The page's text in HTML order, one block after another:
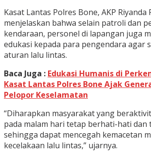
Kasat Lantas Polres Bone, AKP Riyanda
menjelaskan bahwa selain patroli dan
kendaraan, personel di lapangan juga
edukasi kepada para pengendara agar
aturan lalu lintas.
Baca Juga : Edukasi Humanis di
Kasat Lantas Polres Bone Ajak
Pelopor Keselamatan
“Diharapkan masyarakat yang
pada malam hari tetap berhati-hati dan
sehingga dapat mencegah kemacetan
kecelakaan lalu lintas,” ujarnya.